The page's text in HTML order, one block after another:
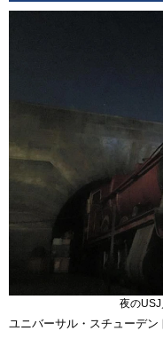
夜の
ユニバーサル・スチューデ